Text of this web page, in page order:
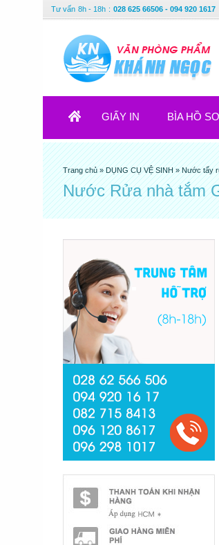
Tư vấn 8h - 18h : 028 625 66506 - 094 920 1617
GIẤY IN BÌA HỒ
Trang chủ»DỤNG CỤ VỆ SINH»Nước tẩy
Nước Rửa nhà tắm